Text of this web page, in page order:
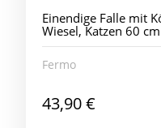
Einendige Falle mit
Wiesel, Katzen 60 cm
Fermo
43,90 €